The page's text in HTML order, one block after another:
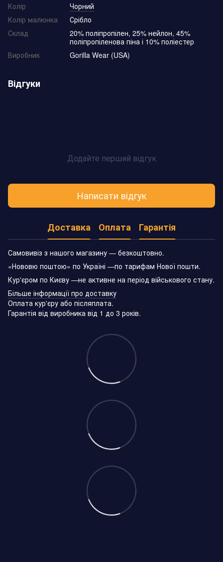
Колір
Чорний
Колір малюнка
Срібло
Склад
20% поліпропілен, 25% нейлон, 45%
поліпропіленова піна і 10% поліестер
Виробник
Gorilla Wear (USA)
Відгуки
Додайте перший відгук
Написати відгук
Доставка Оплата Гарантія
Самовивіз з нашого магазину — безкоштовно.
«Нововю поштою» по Україні —по тарифам Нової пошти.
Кур'єром по Києву —не активне на період військового стану.
Більше інформації про доставку
Оплата кур'єру або післяплата.
Гарантія від виробника від 1 до 3 років.